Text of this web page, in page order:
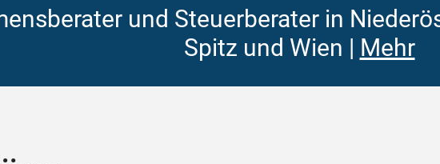
und Steuerberater in
Spitz und Wien | Mehr